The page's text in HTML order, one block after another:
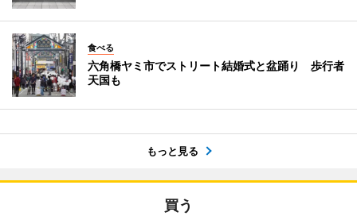
食べる
六角橋ヤミ市でストリート結婚式と盆踊り 歩行者
天国も
もっと見る
買う